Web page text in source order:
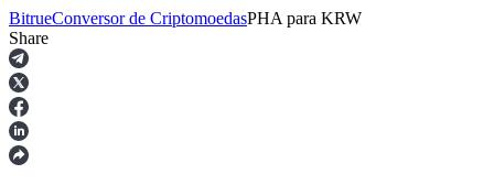
Futuros
BitrueConversor de CriptomoedasPHA para KRW
Share